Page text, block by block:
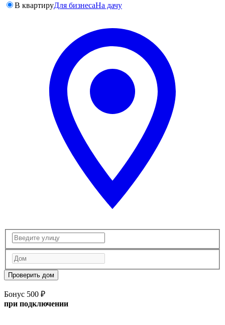
В квартируДля бизнесаНа дачу
Проверить дом
Бонус 500 ₽
при подключении